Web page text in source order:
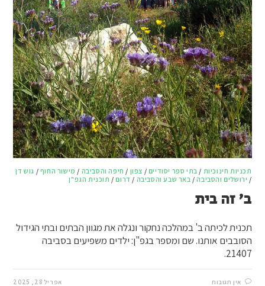
תכניות חינוכיות / בתי ספר יסודיים / צפון / חיפה והסביבה / מישור החוף / גוש דן
/ ירושלים והסביבה/ באר שבע והסביבה / דרום / תוכנית הגפ"ן
ב’ זה בית
תכנית לכיתה ב' במהלכה נחקור ונגלה את מגוון הבתים ובתי הגידול
הסובבים אותנו. שם ומספר בגפ"ן: ילדים משפיעים בסביבה
21407.
אין תגובות אפריל 28, 2025